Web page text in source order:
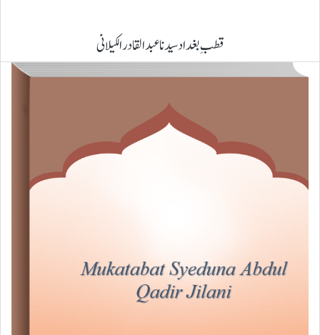
قطبِ بغداد سیدنا عبدالقادر الکیلانی